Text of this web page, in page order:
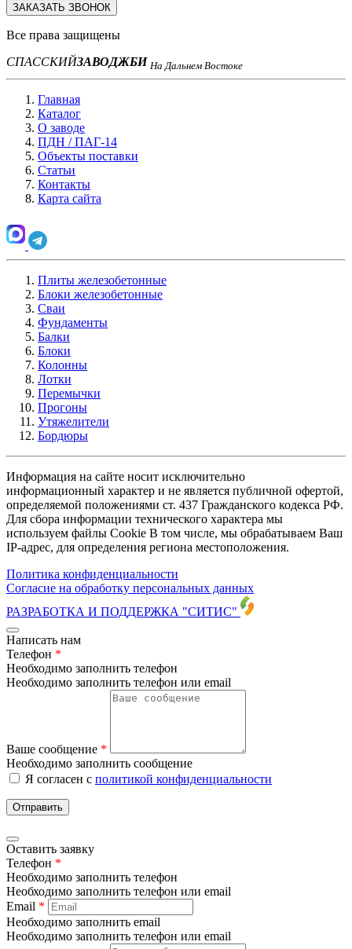
ЗАКАЗАТЬ ЗВОНОК
Все права защищены
СПАССКИЙЗАВОДЖБИ На Дальнем Востоке
Главная
Каталог
О заводе
ПДН / ПАГ-14
Объекты поставки
Статьи
Контакты
Карта сайта
Плиты железобетонные
Блоки железобетонные
Сваи
Фундаменты
Балки
Блоки
Колонны
Лотки
Перемычки
Прогоны
Утяжелители
Бордюры
Информация на сайте носит исключительно
информационный характер и не является публичной офертой,
определяемой положениями ст. 437 Гражданского кодекса РФ.
Для сбора информации технического характера мы
используем файлы Cookie В том числе, мы обрабатываем Ваш
IP-адрес, для определения региона местоположения.
Политика конфиденциальности
Согласие на обработку персональных данных
РАЗРАБОТКА И ПОДДЕРЖКА "СИТИС"
Написать нам
Телефон *
Необходимо заполнить телефон
Необходимо заполнить телефон или email
Ваше сообщение *
Необходимо заполнить сообщение
Я согласен с политикой конфиденциальности
Отправить
Оставить заявку
Телефон *
Необходимо заполнить телефон
Необходимо заполнить телефон или email
Email *
Необходимо заполнить email
Необходимо заполнить телефон или email